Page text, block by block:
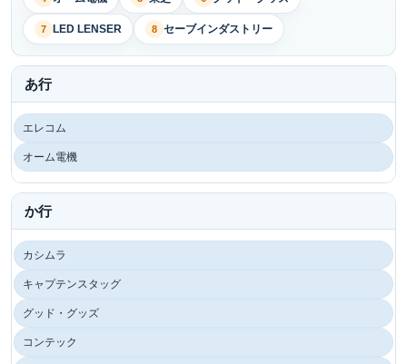
7 LED LENSER 8 セーブインダストリー
あ行
エレコム
オーム電機
か行
カシムラ
キャプテンスタッグ
グッド・グッズ
コンテック